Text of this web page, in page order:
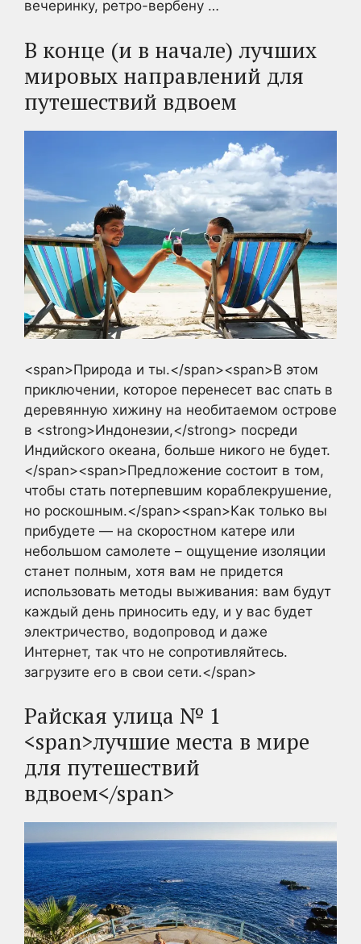
вечеринку, ретро-вербену …
В конце (и в начале) лучших
мировых направлений для
путешествий вдвоем
<span>Природа и ты.</span><span>В этом
приключении, которое перенесет вас спать в
деревянную хижину на необитаемом острове
в <strong>Индонезии,</strong> посреди
Индийского океана, больше никого не будет.
</span><span>Предложение состоит в том,
чтобы стать потерпевшим кораблекрушение,
но роскошным.</span><span>Как только вы
прибудете — на скоростном катере или
небольшом самолете – ощущение изоляции
станет полным, хотя вам не придется
использовать методы выживания: вам будут
каждый день приносить еду, и у вас будет
электричество, водопровод и даже
Интернет, так что не сопротивляйтесь.
загрузите его в свои сети.</span>
Райская улица № 1
<span>лучшие места в мире
для путешествий
вдвоем</span>